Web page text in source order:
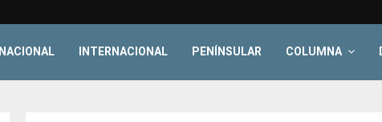
NACIONAL INTERNACIONAL PENÍNSULAR COLUMNA